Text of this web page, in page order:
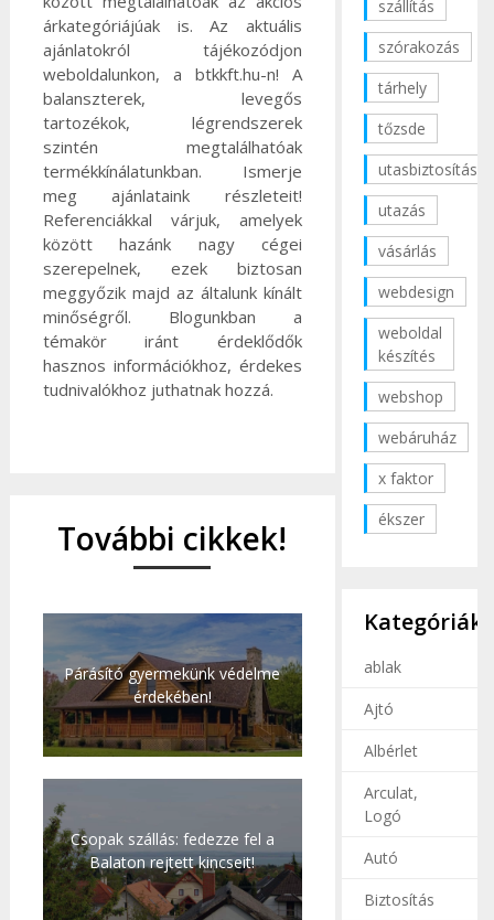
árkategóriájúak is. Az aktuális
ajánlatokról tájékozódjon
weboldalunkon, a btkkft.hu-n! A
balanszterek, levegős
tartozékok, légrendszerek
szintén megtalálhatóak
termékkínálatunkban. Ismerje
meg ajánlataink részleteit!
Referenciákkal várjuk, amelyek
között hazánk nagy cégei
szerepelnek, ezek biztosan
meggyőzik majd az általunk kínált
minőségről. Blogunkban a
témakör iránt érdeklődők
hasznos információkhoz, érdekes
tudnivalókhoz juthatnak hozzá.
További cikkek!
Párásító gyermekünk védelme
érdekében!
Csopak szállás: fedezze fel a
Balaton rejtett kincseit!
szállítás
szórakozás
tárhely
tőzsde
utasbiztosítás
utazás
vásárlás
webdesign
weboldal
készítés
webshop
webáruház
x faktor
ékszer
Kategóriák
ablak
Ajtó
Albérlet
Arculat,
Logó
Autó
Biztosítás